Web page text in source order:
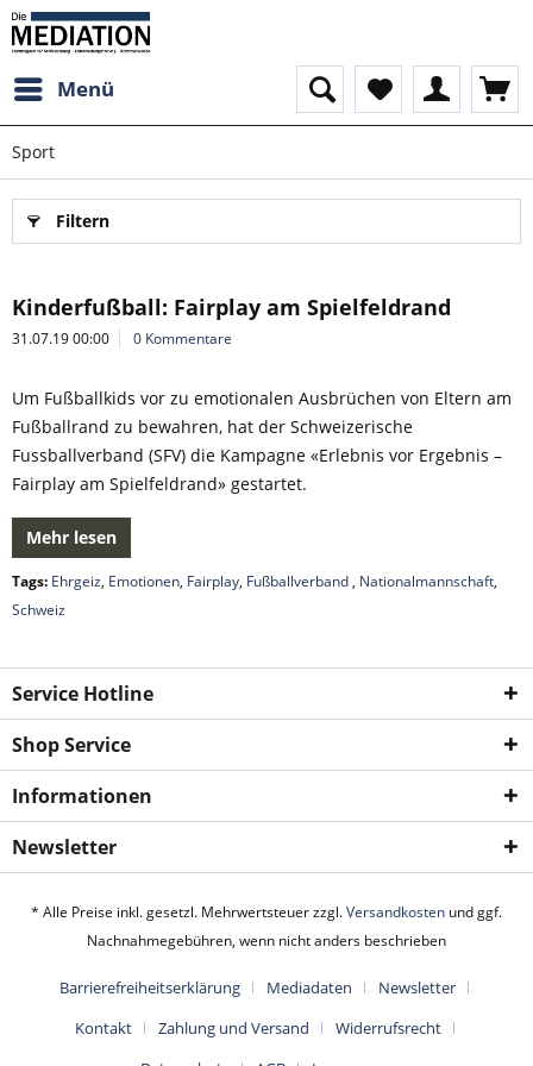
Menü
Sport
Filtern
Kinderfußball: Fairplay am Spielfeldrand
31.07.19 00:00 0 Kommentare
Um Fußballkids vor zu emotionalen Ausbrüchen von Eltern am
Fußballrand zu bewahren, hat der Schweizerische
Fussballverband (SFV) die Kampagne «Erlebnis vor Ergebnis –
Fairplay am Spielfeldrand» gestartet.
Mehr lesen
Tags: Ehrgeiz, Emotionen, Fairplay, Fußballverband, Nationalmannschaft,
Schweiz
Service Hotline
Shop Service
Informationen
Newsletter
* Alle Preise inkl. gesetzl. Mehrwertsteuer zzgl.Versandkosten und ggf.
Nachnahmegebühren, wenn nicht anders beschrieben
Barrierefreiheitserklärung Mediadaten
Newsletter
Kontakt
Zahlung und Versand
Widerrufsrecht